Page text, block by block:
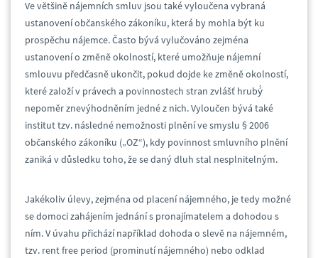
Ve většině nájemních smluv jsou také vyloučena vybraná
ustanovení občanského zákoníku, která by mohla být ku
prospěchu nájemce. Často bývá vylučováno zejména
ustanovení o změně okolností, které umožňuje nájemní
smlouvu předčasně ukončit, pokud dojde ke změně okolností,
které založí v právech a povinnostech stran zvlášť hrubý́
nepoměr znevýhodněním jedné z nich. Vyloučen bývá také
institut tzv. následné nemožnosti plnění ve smyslu § 2006
občanského zákoníku („OZ“), kdy povinnost smluvního plnění
zaniká v důsledku toho, že se daný dluh stal nesplnitelným.
Jakékoliv úlevy, zejména od placení nájemného, je tedy možné
se domoci zahájením jednání s pronajímatelem a dohodou s
ním. V úvahu přichází například dohoda o slevě na nájemném,
tzv. rent free period (prominutí nájemného) nebo odklad